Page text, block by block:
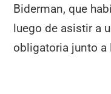
Biderman, que
luego de asistir a
obligatoria junto a